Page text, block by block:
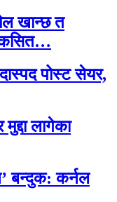
खान्छ त
पोस्ट सेयर,
लागेका
बन्दुक: कर्नल